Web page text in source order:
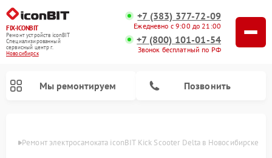
FIX-ICONBIT
Ремонт устройств iconBIT
Специализированный
cервисный центр г.
Новосибирск
+7 (383) 377-72-09
Ежедневно с 9:00 до 21:00
+7 (800) 101-01-54
Звонок бесплатный по РФ
Мы ремонтируем Позвонить
Ремонт электросамоката iconBIT Kick Scooter Delta в Новосибирске